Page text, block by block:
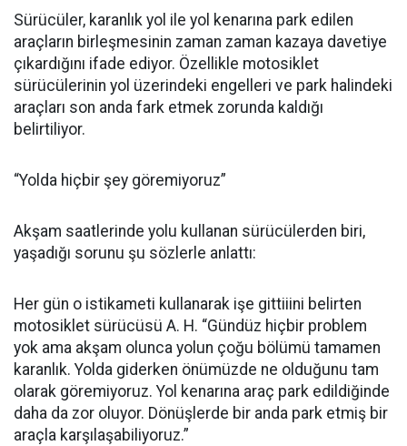
Sürücüler, karanlık yol ile yol kenarına park edilen
araçların birleşmesinin zaman zaman kazaya davetiye
çıkardığını ifade ediyor. Özellikle motosiklet
sürücülerinin yol üzerindeki engelleri ve park halindeki
araçları son anda fark etmek zorunda kaldığı
belirtiliyor.
“Yolda hiçbir şey göremiyoruz”
Akşam saatlerinde yolu kullanan sürücülerden biri,
yaşadığı sorunu şu sözlerle anlattı:
Her gün o istikameti kullanarak işe gittiiini belirten
motosiklet sürücüsü A. H. “Gündüz hiçbir problem
yok ama akşam olunca yolun çoğu bölümü tamamen
karanlık. Yolda giderken önümüzde ne olduğunu tam
olarak göremiyoruz. Yol kenarına araç park edildiğinde
daha da zor oluyor. Dönüşlerde bir anda park etmiş bir
araçla karşılaşabiliyoruz.”